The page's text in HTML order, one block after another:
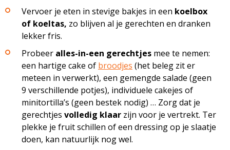
Vervoer je eten in stevige bakjes in een koelbox
of koeltas, zo blijven al je gerechten en dranken
lekker fris.
Probeer alles-in-een gerechtjes mee te nemen:
een hartige cake of broodjes (het beleg zit er
meteen in verwerkt), een gemengde salade (geen
9 verschillende potjes), individuele cakejes of
minitortilla’s (geen bestek nodig) … Zorg dat je
gerechtjes volledig klaar zijn voor je vertrekt. Ter
plekke je fruit schillen of een dressing op je slaatje
doen, kan natuurlijk nog wel.